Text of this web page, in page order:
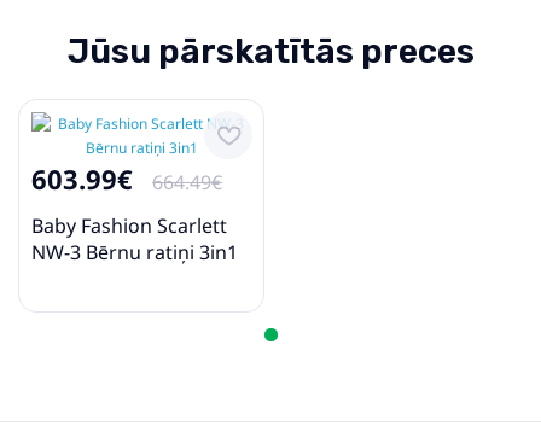
Jūsu pārskatītās preces
603.99€
664.49€
Baby Fashion Scarlett
NW-3 Bērnu ratiņi 3in1